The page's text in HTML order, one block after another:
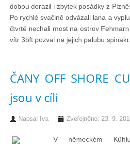
Lodě - registrace
Rádio (MF, HF, VHF)
Soutěže a závody
dobou dorazil i zbytek posádky z
Po rychlé svačině odvázali lana a
čtvrté nechali most na ostrov
vítr 3bft pozval na jejich palubu
ČANY OFF SHORE
jsou v cíli
Napsal Iva Zveřejněno: 23. 9.
V německém